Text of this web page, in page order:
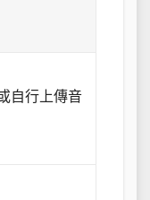
自行上傳音